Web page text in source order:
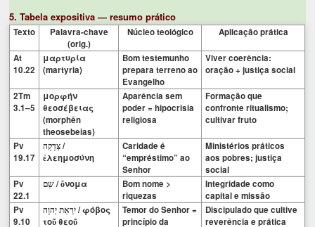
5. Tabela expositiva — resumo prático
Texto
Palavra-chave
(orig.)
Núcleo teológico Aplicação prática
At
10.22
μαρτυρία
(martyria)
Bom testemunho
prepara terreno ao
Evangelho
Viver coerência:
oração + justiça social
2Tm
3.1–5
μορφήν
θεοσέβειας
(morphēn
theosebeias)
Aparência sem
poder = hipocrisia
religiosa
Formação que
confronte ritualismo;
cultivar fruto
Pv
19.17
צְדָקָה /
ἐλεημοσύνη
Caridade é
“empréstimo” ao
Senhor
Ministérios práticos
aos pobres; justiça
social
Pv
22.1
שֵׁם / ὄνομα
Bom nome >
riquezas
Integridade como
capital e missão
Pv
9.10
יִרְאַת יְהוָה
/ φόβος
τοῦ θεοῦ
Temor do Senhor =
princípio da
Discipulado que cultive
reverência e prática